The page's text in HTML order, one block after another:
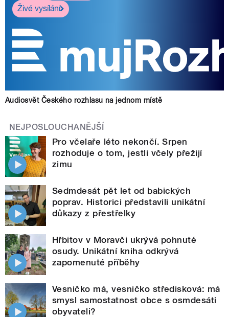
Živé vysílání
Audiosvět Českého rozhlasu na jednom místě
NEJPOSLOUCHANĚJŠÍ
Pro včelaře léto nekončí. Srpen
rozhoduje o tom, jestli včely přežijí
zimu
Sedmdesát pět let od babických
poprav. Historici představili unikátní
důkazy z přestřelky
Hřbitov v Moravči ukrývá pohnuté
osudy. Unikátní kniha odkrývá
zapomenuté příběhy
Vesničko má, vesničko středisková: má
smysl samostatnost obce s osmdesáti
obyvateli?